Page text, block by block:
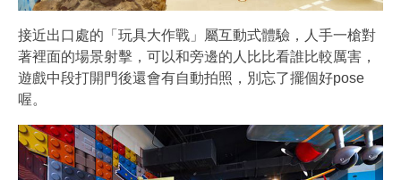
接近出口處的「玩具大作戰」屬互動式體驗，人手一槍對
著裡面的場景射擊，可以和旁邊的人比比看誰比較厲害，
遊戲中段打開門後還會有自動拍照，別忘了擺個好pose
喔。